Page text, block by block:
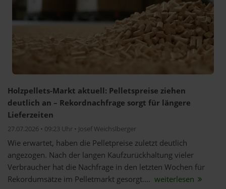
Holzpellets-Markt aktuell: Pelletspreise ziehen
deutlich an – Rekordnachfrage sorgt für längere
Lieferzeiten
27.07.2026 • 09:23 Uhr • Josef Weichslberger
Wie erwartet, haben die Pelletpreise zuletzt deutlich
angezogen. Nach der langen Kaufzurückhaltung vieler
Verbraucher hat die Nachfrage in den letzten Wochen für
Rekordumsätze im Pelletmarkt gesorgt.... weiterlesen